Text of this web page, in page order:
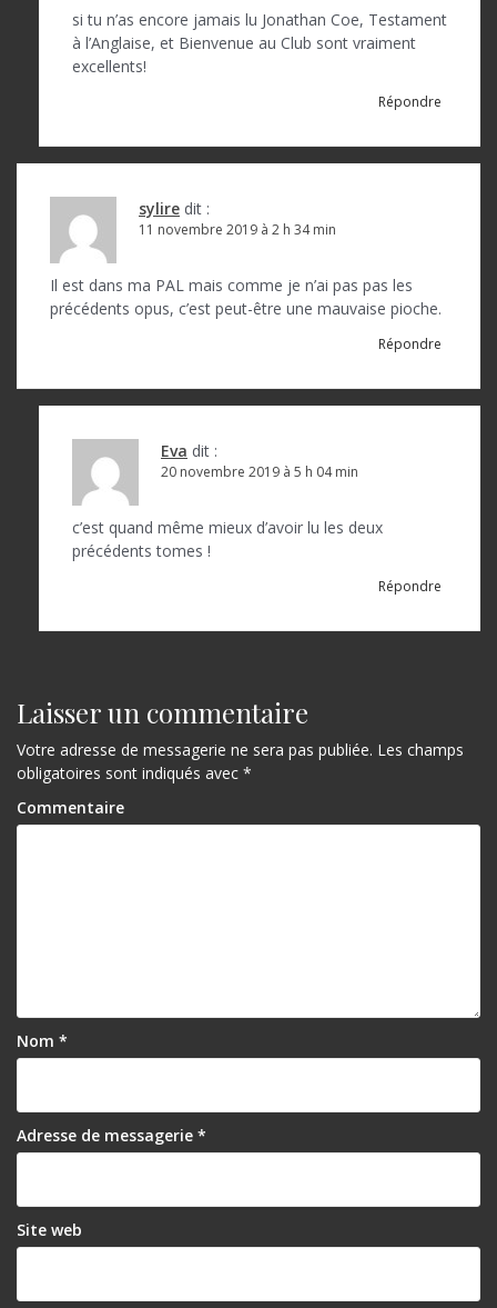
si tu n’as encore jamais lu Jonathan Coe, Testament
à l’Anglaise, et Bienvenue au Club sont vraiment
excellents!
Répondre
sylire dit :
11 novembre 2019 à 2 h 34 min
Il est dans ma PAL mais comme je n’ai pas pas les
précédents opus, c’est peut-être une mauvaise pioche.
Répondre
Eva dit :
20 novembre 2019 à 5 h 04 min
c’est quand même mieux d’avoir lu les deux
précédents tomes !
Répondre
Laisser un commentaire
Votre adresse de messagerie ne sera pas publiée. Les champs
obligatoires sont indiqués avec *
Commentaire
Nom *
Adresse de messagerie *
Site web